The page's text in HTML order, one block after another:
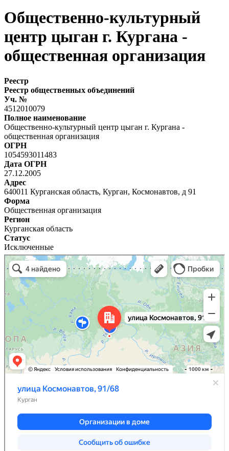
Общественно-культурный
центр цыган г. Кургана -
общественная организация
Реестр
Реестр общественных объединений
Уч. №
4512010079
Полное наименование
Общественно-культурный центр цыган г. Кургана -
общественная организация
ОГРН
1054593011483
Дата ОГРН
27.12.2005
Адрес
640011 Курганская область, Курган, Космонавтов, д 91
Форма
Общественная организация
Регион
Курганская область
Статус
Исключенные